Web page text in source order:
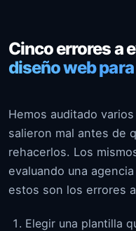
Cinco errores a
diseño web
Hemos auditado
salieron mal antes de
rehacerlos. Los
evaluando una
estos son los errores
Elegir una plantilla